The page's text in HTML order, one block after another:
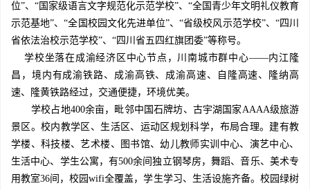
位”、“国家级语言文字规范化示范学校”、“全国青少年文明礼仪教育
示范基地”、“全国校园文化先进单位”、“省级校风示范学校”、“四川
省依法治校示范学校”、“四川省五四红旗团委”等称号。
学校坐落在成渝经济区中心节点，川南城市群中心——内江隆
昌，境内有成渝铁路、成渝高铁、成渝高速、自隆高速、隆纳高
速、隆黄铁路经过，交通便捷，环境优美。
学校占地400余亩，毗邻中国石牌坊、古宇湖国家AAAA级旅游
景区。校内教学区、生活区、运动区规划科学，布局合理。建有教
学楼、科技楼、艺术楼、图书馆、幼儿教师实训中心、演艺中心、
生活中心、学生公寓，有500余间独立钢琴房，舞蹈、音乐、美术专
用教室36间，校园wifi全覆盖，学生学习、生活设施齐备。校园绿树